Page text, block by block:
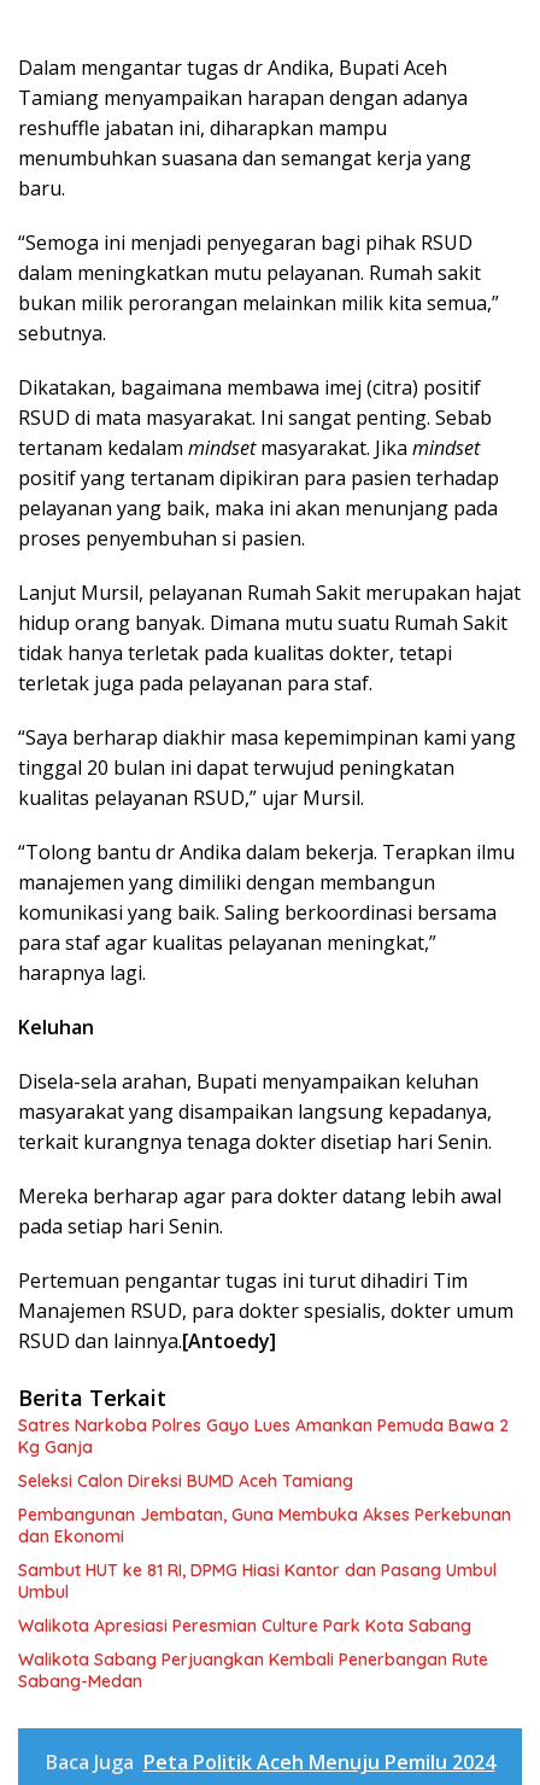
Dalam mengantar tugas dr Andika, Bupati Aceh
Tamiang menyampaikan harapan dengan adanya
reshuffle jabatan ini, diharapkan mampu
menumbuhkan suasana dan semangat kerja yang
baru.
“Semoga ini menjadi penyegaran bagi pihak RSUD
dalam meningkatkan mutu pelayanan. Rumah sakit
bukan milik perorangan melainkan milik kita semua,”
sebutnya.
Dikatakan, bagaimana membawa imej (citra) positif
RSUD di mata masyarakat. Ini sangat penting. Sebab
tertanam kedalam mindsetmasyarakat. Jika mindset
positif yang tertanam dipikiran para pasien terhadap
pelayanan yang baik, maka ini akan menunjang pada
proses penyembuhan si pasien.
Lanjut Mursil, pelayanan Rumah Sakit merupakan hajat
hidup orang banyak. Dimana mutu suatu Rumah Sakit
tidak hanya terletak pada kualitas dokter, tetapi
terletak juga pada pelayanan para staf.
“Saya berharap diakhir masa kepemimpinan kami yang
tinggal 20 bulan ini dapat terwujud peningkatan
kualitas pelayanan RSUD,” ujar Mursil.
“Tolong bantu dr Andika dalam bekerja. Terapkan ilmu
manajemen yang dimiliki dengan membangun
komunikasi yang baik. Saling berkoordinasi bersama
para staf agar kualitas pelayanan meningkat,”
harapnya lagi.
Keluhan
Disela-sela arahan, Bupati menyampaikan keluhan
masyarakat yang disampaikan langsung kepadanya,
terkait kurangnya tenaga dokter disetiap hari Senin.
Mereka berharap agar para dokter datang lebih awal
pada setiap hari Senin.
Pertemuan pengantar tugas ini turut dihadiri Tim
Manajemen RSUD, para dokter spesialis, dokter umum
RSUD dan lainnya.[Antoedy]
Berita Terkait
Satres Narkoba Polres Gayo Lues Amankan Pemuda Bawa 2
Kg Ganja
Seleksi Calon Direksi BUMD Aceh Tamiang
Pembangunan Jembatan, Guna Membuka Akses Perkebunan
dan Ekonomi
Sambut HUT ke 81 RI, DPMG Hiasi Kantor dan Pasang Umbul
Umbul
Walikota Apresiasi Peresmian Culture Park Kota Sabang
Walikota Sabang Perjuangkan Kembali Penerbangan Rute
Sabang-Medan
Baca Juga Peta Politik Aceh Menuju Pemilu 2024